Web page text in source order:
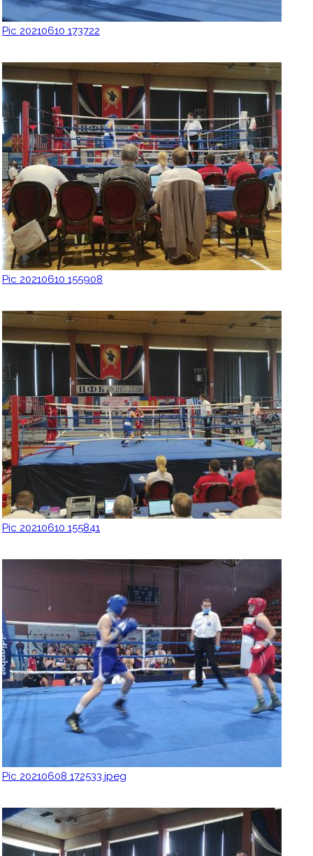
Pic 20210610 173722
Pic 20210610 155908
Pic 20210610 155841
Pic 20210608 172533.jpeg